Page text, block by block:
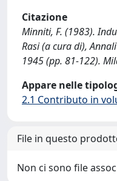
Citazione
Minniti, F. (1983).
Rasi (a cura di),
1945 (pp. 81-122).
Appare nelle
2.1 Contributo in
File in questo
Non ci sono file